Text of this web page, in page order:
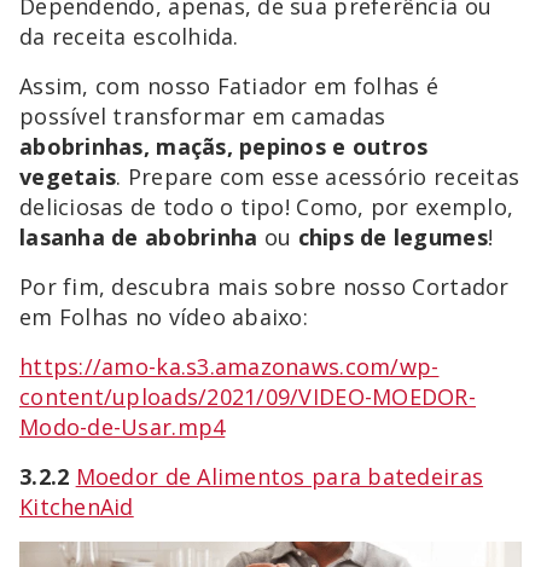
da receita escolhida.
Assim, com nosso Fatiador em folhas é
possível transformar em camadas
abobrinhas, maçãs, pepinos e outros
vegetais. Prepare com esse acessório receitas
deliciosas de todo o tipo! Como, por exemplo,
lasanha de abobrinha ou chips de legumes!
Por fim, descubra mais sobre nosso Cortador
em Folhas no vídeo abaixo:
https://amo-ka.s3.amazonaws.com/wp-
content/uploads/2021/09/VIDEO-MOEDOR-
Modo-de-Usar.mp4
3.2.2 Moedor de Alimentos para batedeiras
KitchenAid